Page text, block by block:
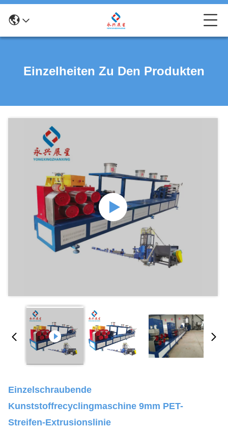
Einzelheiten Zu Den Produkten
Einzelschraubende
Kunststoffrecyclingmaschine 9mm PET-
Streifen-Extrusionslinie